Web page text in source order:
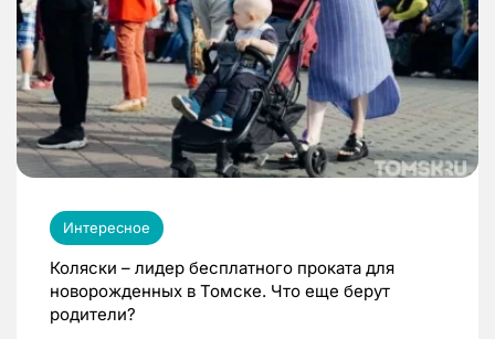
Интересное
Коляски – лидер бесплатного проката для
новорожденных в Томске. Что еще берут
родители?